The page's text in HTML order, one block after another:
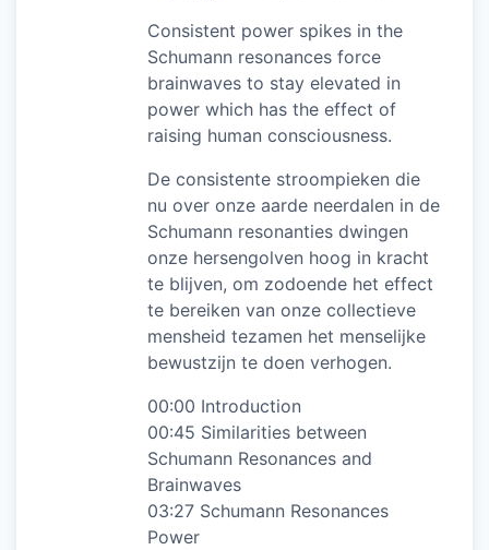
Consistent power spikes in the
Schumann resonances force
brainwaves to stay elevated in
power which has the effect of
raising human consciousness.
De consistente stroompieken die
nu over onze aarde neerdalen in de
Schumann resonanties dwingen
onze hersengolven hoog in kracht
te blijven, om zodoende het effect
te bereiken van onze collectieve
mensheid tezamen het menselijke
bewustzijn te doen verhogen.
00:00 Introduction
00:45 Similarities between
Schumann Resonances and
Brainwaves
03:27 Schumann Resonances
Power